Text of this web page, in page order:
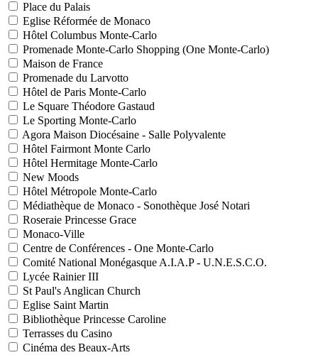
Place du Palais
Eglise Réformée de Monaco
Hôtel Columbus Monte-Carlo
Promenade Monte-Carlo Shopping (One Monte-Carlo)
Maison de France
Promenade du Larvotto
Hôtel de Paris Monte-Carlo
Le Square Théodore Gastaud
Le Sporting Monte-Carlo
Agora Maison Diocésaine - Salle Polyvalente
Hôtel Fairmont Monte Carlo
Hôtel Hermitage Monte-Carlo
New Moods
Hôtel Métropole Monte-Carlo
Médiathèque de Monaco - Sonothèque José Notari
Roseraie Princesse Grace
Monaco-Ville
Centre de Conférences - One Monte-Carlo
Comité National Monégasque A.I.A.P - U.N.E.S.C.O.
Lycée Rainier III
St Paul's Anglican Church
Eglise Saint Martin
Bibliothèque Princesse Caroline
Terrasses du Casino
Cinéma des Beaux-Arts